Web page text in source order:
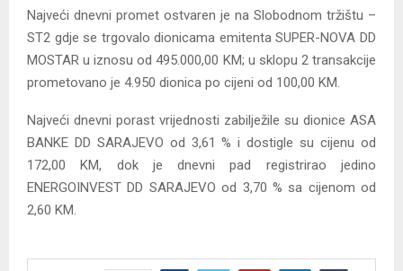
Najveći dnevni promet ostvaren je na Slobodnom tržištu –
ST2 gdje se trgovalo dionicama emitenta SUPER-NOVA DD
MOSTAR u iznosu od 495.000,00 KM; u sklopu 2 transakcije
prometovano je 4.950 dionica po cijeni od 100,00 KM.
Najveći dnevni porast vrijednosti zabilježile su dionice ASA
BANKE DD SARAJEVO od 3,61 % i dostigle su cijenu od
172,00 KM, dok je dnevni pad registrirao jedino
ENERGOINVEST DD SARAJEVO od 3,70 % sa cijenom od
2,60 KM.